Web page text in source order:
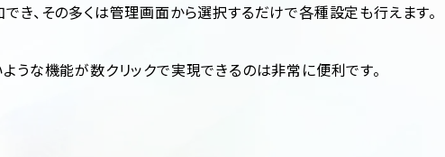
き、その多くは管理画面から選択するだけで各種設定も行えます。
うな機能が数クリックで実現できるのは非常に便利です。